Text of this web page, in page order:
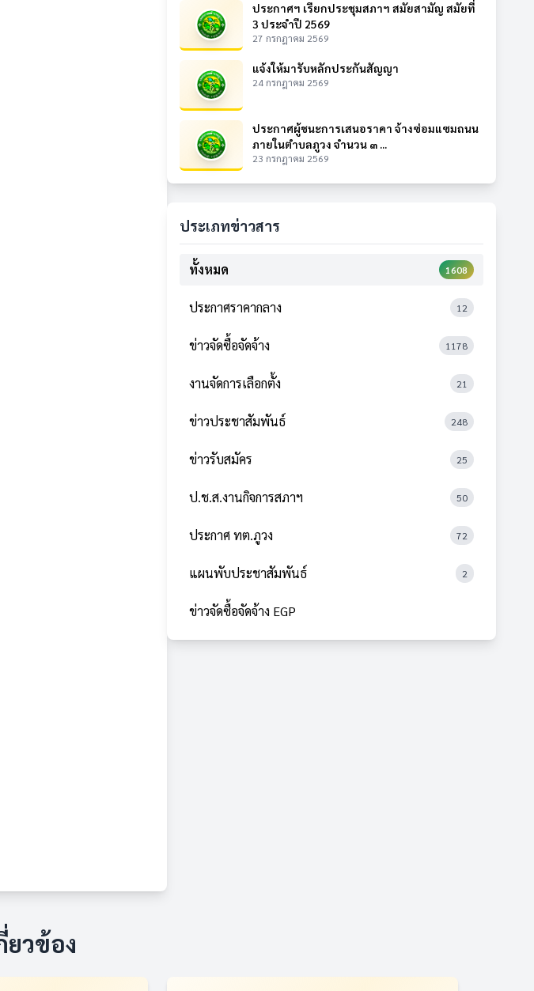
ประกาศฯ เรียกประชุมสภาฯ สมัยสามัญ สมัยที่
3 ประจำปี 2569
27 กรกฎาคม 2569
แจ้งให้มารับหลักประกันสัญญา
24 กรกฎาคม 2569
ประกาศผู้ชนะการเสนอราคา จ้างซ่อมแซมถนน
ภายในตำบลภูวง จำนวน ๓ ...
23 กรกฎาคม 2569
ประเภทข่าวสาร
ทั้งหมด 1608
ประกาศราคากลาง 12
ข่าวจัดซื้อจัดจ้าง 1178
งานจัดการเลือกตั้ง 21
ข่าวประชาสัมพันธ์ 248
ข่าวรับสมัคร 25
ป.ช.ส.งานกิจการสภาฯ 50
ประกาศ ทต.ภูวง 72
แผนพับประชาสัมพันธ์ 2
ข่าวจัดซื้อจัดจ้าง EGP
ยวข้อง